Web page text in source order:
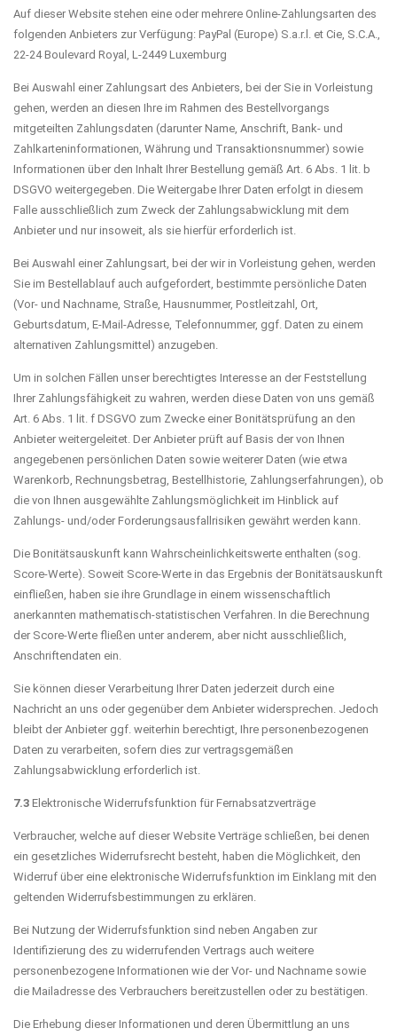
Auf dieser Website stehen eine oder mehrere Online-Zahlungsarten des
folgenden Anbieters zur Verfügung: PayPal (Europe) S.a.r.l. et Cie, S.C.A.,
22-24 Boulevard Royal, L-2449 Luxemburg
Bei Auswahl einer Zahlungsart des Anbieters, bei der Sie in Vorleistung
gehen, werden an diesen Ihre im Rahmen des Bestellvorgangs
mitgeteilten Zahlungsdaten (darunter Name, Anschrift, Bank- und
Zahlkarteninformationen, Währung und Transaktionsnummer) sowie
Informationen über den Inhalt Ihrer Bestellung gemäß Art. 6 Abs. 1 lit. b
DSGVO weitergegeben. Die Weitergabe Ihrer Daten erfolgt in diesem
Falle ausschließlich zum Zweck der Zahlungsabwicklung mit dem
Anbieter und nur insoweit, als sie hierfür erforderlich ist.
Bei Auswahl einer Zahlungsart, bei der wir in Vorleistung gehen, werden
Sie im Bestellablauf auch aufgefordert, bestimmte persönliche Daten
(Vor- und Nachname, Straße, Hausnummer, Postleitzahl, Ort,
Geburtsdatum, E-Mail-Adresse, Telefonnummer, ggf. Daten zu einem
alternativen Zahlungsmittel) anzugeben.
Um in solchen Fällen unser berechtigtes Interesse an der Feststellung
Ihrer Zahlungsfähigkeit zu wahren, werden diese Daten von uns gemäß
Art. 6 Abs. 1 lit. f DSGVO zum Zwecke einer Bonitätsprüfung an den
Anbieter weitergeleitet. Der Anbieter prüft auf Basis der von Ihnen
angegebenen persönlichen Daten sowie weiterer Daten (wie etwa
Warenkorb, Rechnungsbetrag, Bestellhistorie, Zahlungserfahrungen), ob
die von Ihnen ausgewählte Zahlungsmöglichkeit im Hinblick auf
Zahlungs- und/oder Forderungsausfallrisiken gewährt werden kann.
Die Bonitätsauskunft kann Wahrscheinlichkeitswerte enthalten (sog.
Score-Werte). Soweit Score-Werte in das Ergebnis der Bonitätsauskunft
einfließen, haben sie ihre Grundlage in einem wissenschaftlich
anerkannten mathematisch-statistischen Verfahren. In die Berechnung
der Score-Werte fließen unter anderem, aber nicht ausschließlich,
Anschriftendaten ein.
Sie können dieser Verarbeitung Ihrer Daten jederzeit durch eine
Nachricht an uns oder gegenüber dem Anbieter widersprechen. Jedoch
bleibt der Anbieter ggf. weiterhin berechtigt, Ihre personenbezogenen
Daten zu verarbeiten, sofern dies zur vertragsgemäßen
Zahlungsabwicklung erforderlich ist.
7.3 Elektronische Widerrufsfunktion für Fernabsatzverträge
Verbraucher, welche auf dieser Website Verträge schließen, bei denen
ein gesetzliches Widerrufsrecht besteht, haben die Möglichkeit, den
Widerruf über eine elektronische Widerrufsfunktion im Einklang mit den
geltenden Widerrufsbestimmungen zu erklären.
Bei Nutzung der Widerrufsfunktion sind neben Angaben zur
Identifizierung des zu widerrufenden Vertrags auch weitere
personenbezogene Informationen wie der Vor- und Nachname sowie
die Mailadresse des Verbrauchers bereitzustellen oder zu bestätigen.
Die Erhebung dieser Informationen und deren Übermittlung an uns